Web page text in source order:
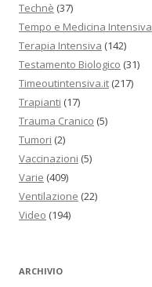
Technè (37)
Tempo e Medicina Intensiva
Terapia Intensiva (142)
Testamento Biologico (31)
Timeoutintensiva.it (217)
Trapianti (17)
Trauma Cranico (5)
Tumori (2)
Vaccinazioni (5)
Varie (409)
Ventilazione (22)
Video (194)
ARCHIVIO